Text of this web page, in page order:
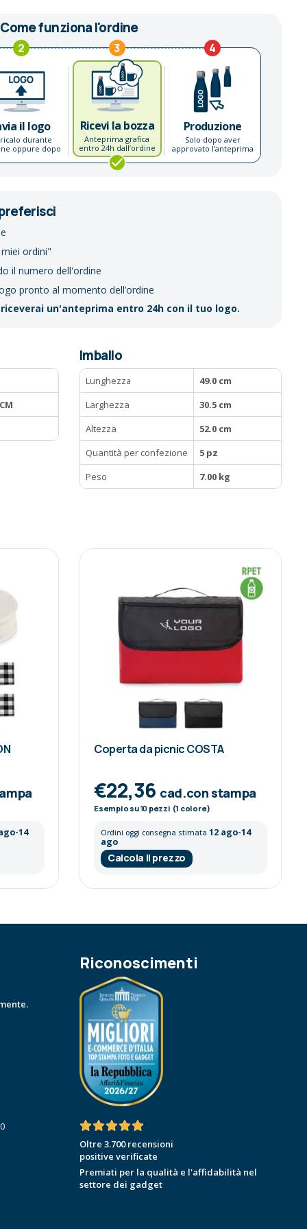
Come funziona l'ordine
2
il logo
durante
oppure dopo
3
Ricevi la bozza
Anteprima grafica
entro 24h dall’ordine
4
Produzione
Solo dopo aver
approvato l’anteprima
ordini"
il numero dell'ordine
pronto al momento dell’ordine
un'anteprima entro 24h con il tuo logo.
Imballo
Lunghezza
49.0 cm
Larghezza
30.5 cm
Altezza
52.0 cm
Quantità per confezione
5 pz
Peso
7.00 kg
14
Coperta da picnic COSTA
€22,36 cad.con stampa
Esempio su10 pezzi (1 colore)
Ordini oggi consegna stimata 12 ago-14
ago
Calcola il prezzo
Riconoscimenti
Oltre 3.700 recensioni
positive verificate
Premiati per la qualità e l'affidabilità nel
settore dei gadget